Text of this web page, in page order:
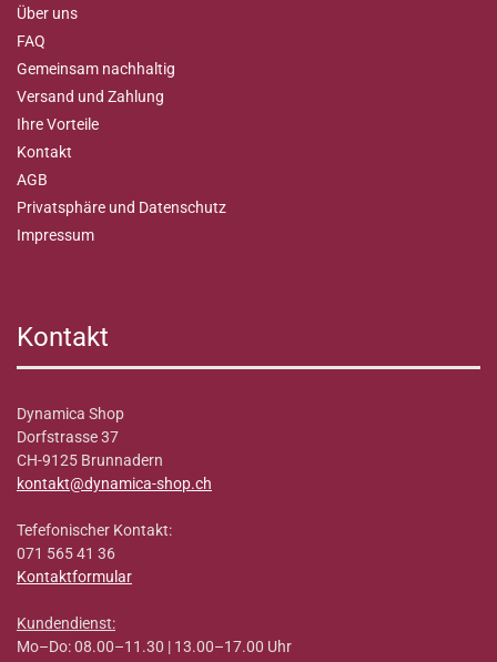
Über uns
FAQ
Gemeinsam nachhaltig
Versand und Zahlung
Ihre Vorteile
Kontakt
AGB
Privatsphäre und Datenschutz
Impressum
Kontakt
Dynamica Shop
Dorfstrasse 37
CH-9125 Brunnadern
kontakt@dynamica-shop.ch
Tefefonischer Kontakt:
071 565 41 36
Kontaktformular
Kundendienst:
Mo–Do: 08.00–11.30 | 13.00–17.00 Uhr